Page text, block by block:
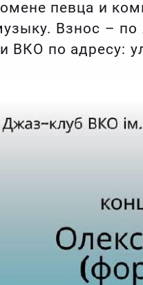
певца и
Взнос –
ВКО по адресу: